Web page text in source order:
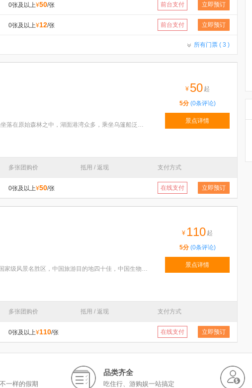
0张及以上¥50/张 前台支付 立即预订
0张及以上¥12/张 前台支付 立即预订
所有门票 ( 3 )
特色：石象湖位于成都市蒲江县境内，湖泊坐落在原始森林之中，湖面港湾众多，乘坐乌篷船泛舟湖上，是感
¥ 50 起
5分(0条评论)
景点详情
多张团购价 抵用 / 返现 支付方式
0张及以上¥50/张 在线支付 立即预订
特色：蜀南竹海：国家AAAA级旅游景区，国家级风景名胜区，中国旅游目的地四十佳，中国生物圈保护区，中
¥ 110 起
5分(0条评论)
景点详情
多张团购价 抵用 / 返现 支付方式
0张及以上¥110/张 在线支付 立即预订
一样的假期
品类齐全
吃住行、游购娱一站搞定